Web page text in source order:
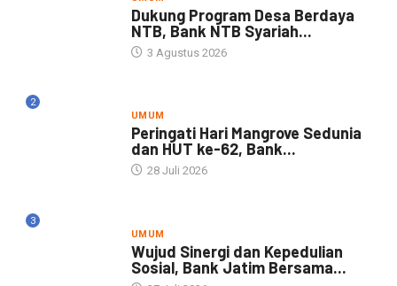
Dukung Program Desa Berdaya
NTB, Bank NTB Syariah...
3 Agustus 2026
2
UMUM
Peringati Hari Mangrove Sedunia
dan HUT ke-62, Bank...
28 Juli 2026
3
UMUM
Wujud Sinergi dan Kepedulian
Sosial, Bank Jatim Bersama...